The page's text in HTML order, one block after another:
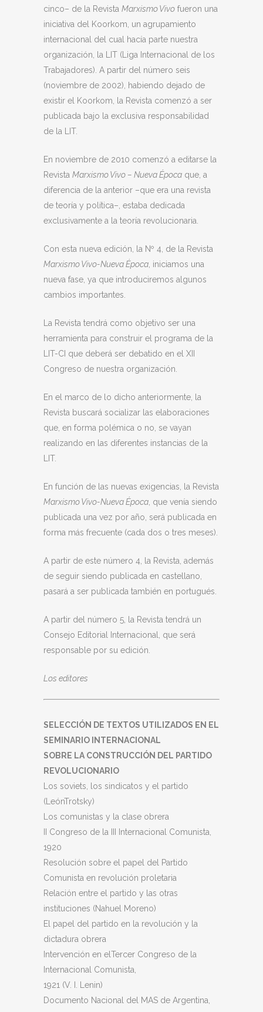
cinco– de la Revista Marxismo Vivo fueron una
iniciativa del Koorkom, un agrupamiento
internacional del cual hacía parte nuestra
organización, la LIT (Liga Internacional de los
Trabajadores). A partir del número seis
(noviembre de 2002), habiendo dejado de
existir el Koorkom, la Revista comenzó a ser
publicada bajo la exclusiva responsabilidad
de la LIT.
En noviembre de 2010 comenzó a editarse la
Revista Marxismo Vivo – Nueva Época que, a
diferencia de la anterior –que era una revista
de teoría y política–, estaba dedicada
exclusivamente a la teoría revolucionaria.
Con esta nueva edición, la Nº 4, de la Revista
Marxismo Vivo-Nueva Época , iniciamos una
nueva fase, ya que introduciremos algunos
cambios importantes.
La Revista tendrá como objetivo ser una
herramienta para construir el programa de la
LIT-CI que deberá ser debatido en el XII
Congreso de nuestra organización.
En el marco de lo dicho anteriormente, la
Revista buscará socializar las elaboraciones
que, en forma polémica o no, se vayan
realizando en las diferentes instancias de la
LIT.
En función de las nuevas exigencias, la Revista
Marxismo Vivo-Nueva Época , que venía siendo
publicada una vez por año, será publicada en
forma más frecuente (cada dos o tres meses).
A partir de este número 4, la Revista, además
de seguir siendo publicada en castellano,
pasará a ser publicada también en portugués.
A partir del número 5, la Revista tendrá un
Consejo Editorial Internacional, que será
responsable por su edición.
Los editores
SELECCIÓN DE TEXTOS UTILIZADOS EN EL
SEMINARIO INTERNACIONAL
SOBRE LA CONSTRUCCIÓN DEL PARTIDO
REVOLUCIONARIO
Los soviets, los sindicatos y el partido
(LeónTrotsky)
Los comunistas y la clase obrera
II Congreso de la III Internacional Comunista,
1920
Resolución sobre el papel del Partido
Comunista en revolución proletaria
Relación entre el partido y las otras
instituciones (Nahuel Moreno)
El papel del partido en la revolución y la
dictadura obrera
Intervención en elTercer Congreso de la
Internacional Comunista,
1921 (V. I. Lenin)
Documento Nacional del MAS de Argentina,